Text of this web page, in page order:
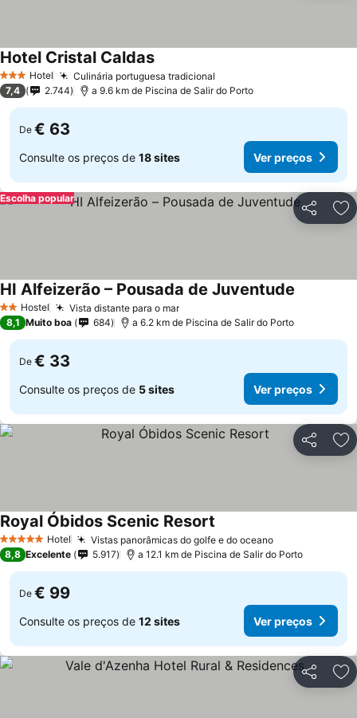
3 EstrelasHotel Culinária portuguesa tradicional
Hotel Cristal Caldas
7,4 2.744 a 9.6 km de Piscina de Salir do Porto
De € 63
Consulte os preços de 18 sites Ver preços
Partilhar
Escolha popular
2 Estrelas
Hostel Vista distante para o mar
HI Alfeizerão – Pousada de Juventude
8,1 Muito boa 684 a 6.2 km de Piscina de Salir do Porto
De € 33
Consulte os preços de 5 sites Ver preços
Partilhar
5 Estrelas Hotel Vistas panorâmicas do golfe e do oceano
Royal Óbidos Scenic Resort
8,8 Excelente 5.917 a 12.1 km de Piscina de Salir do Porto
De € 99
Consulte os preços de 12 sites Ver preços
Partilhar